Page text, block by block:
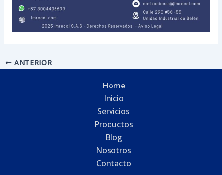
ANTERIOR
Home
Inicio
Servicios
Productos
Blog
Nosotros
Contacto